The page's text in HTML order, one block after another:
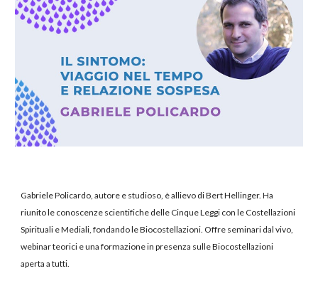
Gabriele Policardo, autore e studioso, è allievo di Bert Hellinger. Ha
riunito le conoscenze scientifiche delle Cinque Leggi con le Costellazioni
Spirituali e Mediali, fondando le Biocostellazioni. Offre seminari dal vivo,
webinar teorici e una formazione in presenza sulle Biocostellazioni
aperta a tutti.